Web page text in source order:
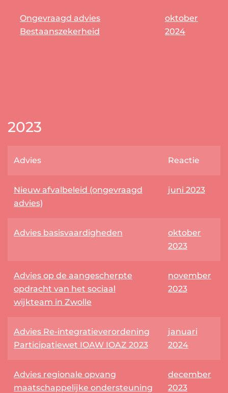
Ongevraagd advies
Bestaanszekerheid
oktober
2024
2023
Advies Reactie
Nieuw afvalbeleid (ongevraagd
advies)
juni 2023
Advies basisvaardigheden
oktober
2023
Advies op de aangescherpte
opdracht van het sociaal
wijkteam in Zwolle
november
2023
Advies Re-integratieverordening
Participatiewet IOAW IOAZ 2023
januari
2024
Advies regionale opvang
maatschappelijke ondersteuning
december
2023